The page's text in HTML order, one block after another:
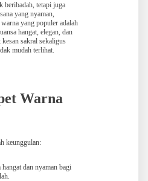
beribadah, tetapi juga
yang nyaman,
yang populer adalah
hangat, elegan, dan
sakral sekaligus
mudah terlihat.
Warna
keunggulan:
dan nyaman bagi